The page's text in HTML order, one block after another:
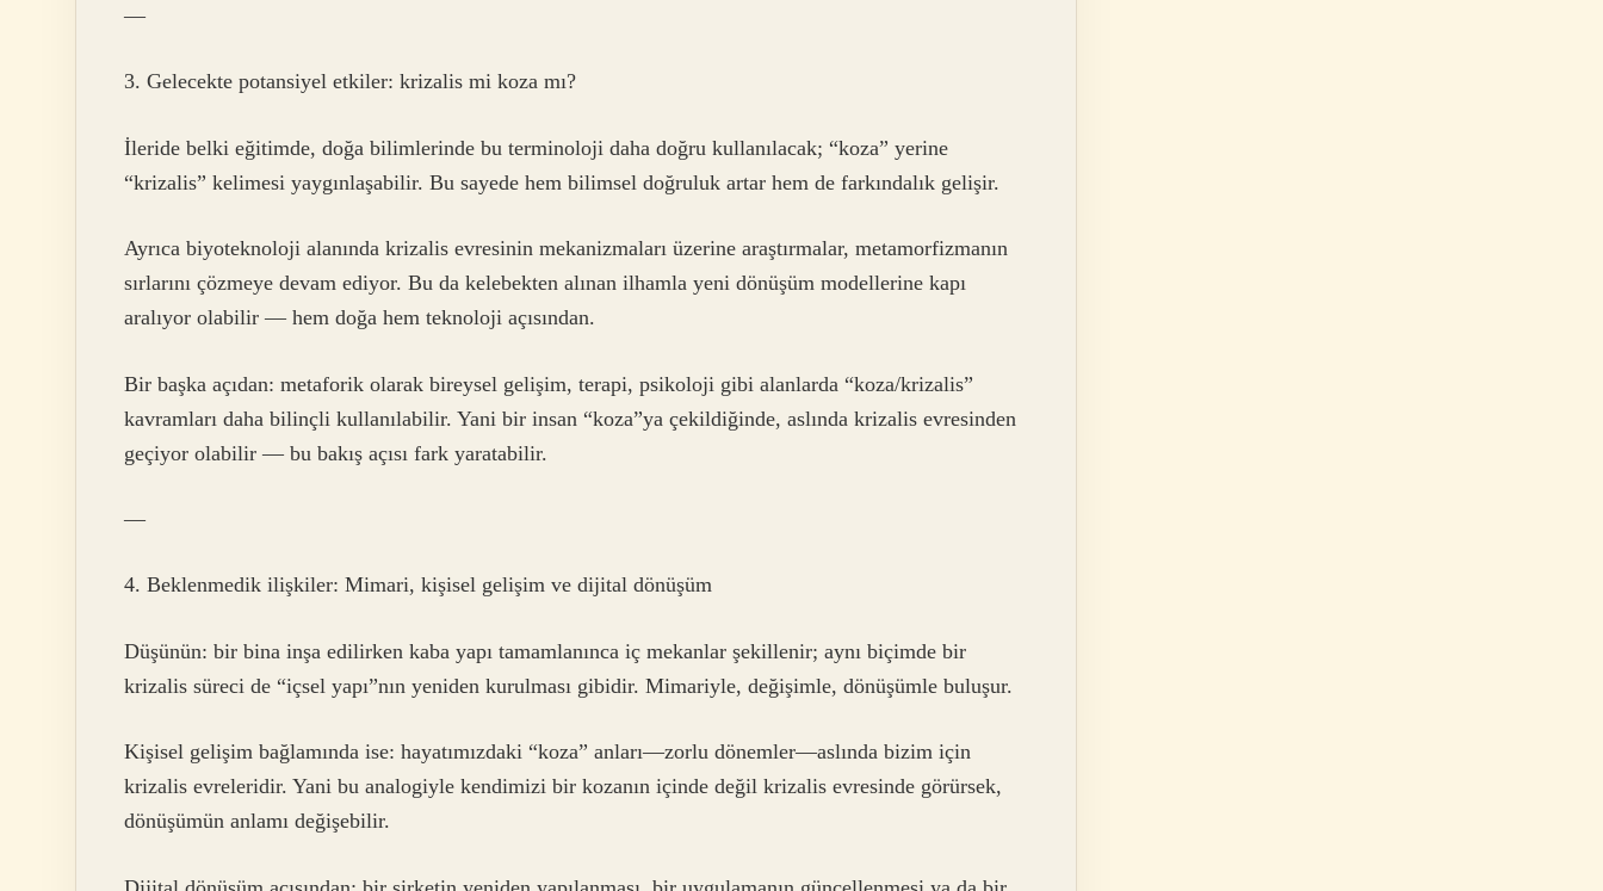
—
3. Gelecekte potansiyel etkiler: krizalis mi koza mı?
İleride belki eğitimde, doğa bilimlerinde bu terminoloji daha doğru kullanılacak; “koza” yerine
“krizalis” kelimesi yaygınlaşabilir. Bu sayede hem bilimsel doğruluk artar hem de farkındalık gelişir.
Ayrıca biyoteknoloji alanında krizalis evresinin mekanizmaları üzerine araştırmalar, metamorfizmanın
sırlarını çözmeye devam ediyor. Bu da kelebekten alınan ilhamla yeni dönüşüm modellerine kapı
aralıyor olabilir — hem doğa hem teknoloji açısından.
Bir başka açıdan: metaforik olarak bireysel gelişim, terapi, psikoloji gibi alanlarda “koza/krizalis”
kavramları daha bilinçli kullanılabilir. Yani bir insan “koza”ya çekildiğinde, aslında krizalis evresinden
geçiyor olabilir — bu bakış açısı fark yaratabilir.
—
4. Beklenmedik ilişkiler: Mimari, kişisel gelişim ve dijital dönüşüm
Düşünün: bir bina inşa edilirken kaba yapı tamamlanınca iç mekanlar şekillenir; aynı biçimde bir
krizalis süreci de “içsel yapı”nın yeniden kurulması gibidir. Mimariyle, değişimle, dönüşümle buluşur.
Kişisel gelişim bağlamında ise: hayatımızdaki “koza” anları—zorlu dönemler—aslında bizim için
krizalis evreleridir. Yani bu analogiyle kendimizi bir kozanın içinde değil krizalis evresinde görürsek,
dönüşümün anlamı değişebilir.